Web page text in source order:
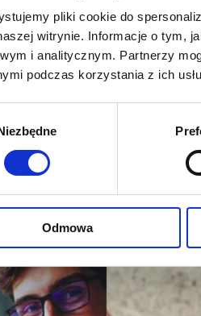
pliki cookie do
witrynie. Informacje o tym,
i analitycznym. Partnerzy
podczas korzystania z ich
Odmowa
przepisów prawa
wielu usprawnień. Biuro
która
rachunkowymi.